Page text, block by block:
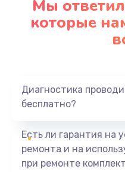
Мы
которые
Диагностика
бесплатно?
Есть ли гарантия на
ремонта и на
при ремонте